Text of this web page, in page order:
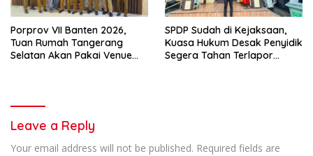
Porprov VII Banten 2026,
Tuan Rumah Tangerang
Selatan Akan Pakai Venue
SPDP Sudah di Kejaksaan,
Kuasa Hukum Desak Penyidik
Segera Tahan Terlapor
Leave a Reply
Your email address will not be published. Required fields are